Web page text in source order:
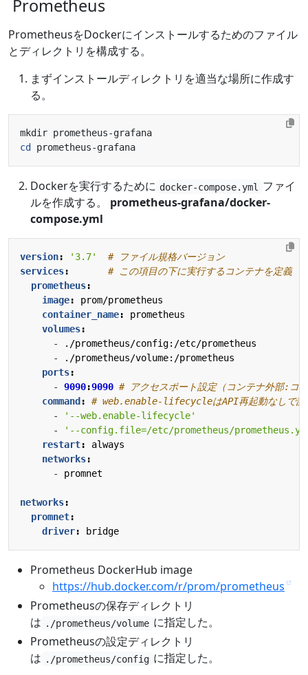
Prometheus
PrometheusをDockerにインストールするためのファイル
とディレクトリを構成する。
まずインストールディレクトリを適当な場所に作成す
る。
cd
Dockerを実行するために docker-compose.yml
ファイ
ルを作成する。 prometheus-grafana/docker-
compose.yml
version: '3.7'
# ファイル規格バージョン
services:
# この項目の下に実行するコンテナを定義
prometheus:
image:
prom/prometheus
container_name:
prometheus
volumes:
-
./prometheus/config:/etc/prometheus
-
./prometheus/volume:/prometheus
ports:
- 9090:9090 # アクセスポート設定（コンテナ外部:コ
command :
# web.enable-lifecycleはAPI再起動なしで設
-
'--web.enable-lifecycle'
-
'--config.file=/etc/prometheus/
restart:
always
networks:
- promnet
networks:
promnet:
driver: bridge
Prometheus DockerHub image
https://hub.docker.com/r/prom/prometheus
Prometheusの保存ディレクトリ
は ./prometheus/volume に指定した。
Prometheusの設定ディレクトリ
は ./prometheus/config に指定した。